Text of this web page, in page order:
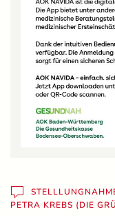
PETRA KREBS (DIE